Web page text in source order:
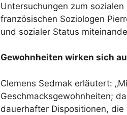
Untersuchungen zum
französischen Soziologen
und sozialer Status
Gewohnheiten wirken sich
Clemens Sedmak erläutert:
Geschmacksgewohnheiten;
dauerhafter Dispositionen,